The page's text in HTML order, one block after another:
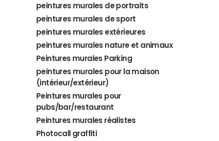
peintures murales de portraits
peintures murales de sport
peintures murales extérieures
peintures murales nature et animaux
Peintures murales Parking
peintures murales pour la maison
(intérieur/extérieur)
Peintures murales pour
pubs/bar/restaurant
Peintures murales réalistes
Photocall graffiti